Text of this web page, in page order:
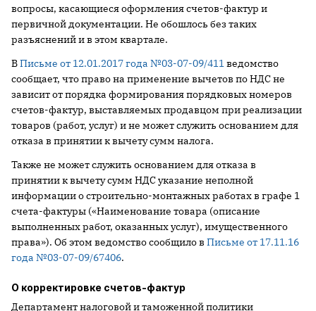
вопросы, касающиеся оформления счетов-фактур и
первичной документации. Не обошлось без таких
разъяснений и в этом квартале.
ВПисьме от 12.01.2017 года №03-07-09/411ведомство
сообщает, что право на применение вычетов по НДС не
зависит от порядка формирования порядковых номеров
счетов-фактур, выставляемых продавцом при реализации
товаров (работ, услуг) и не может служить основанием для
отказа в принятии к вычету сумм налога.
Также не может служить основанием для отказа в
принятии к вычету сумм НДС указание неполной
информации о строительно-монтажных работах в графе 1
счета-фактуры («Наименование товара (описание
выполненных работ, оказанных услуг), имущественного
права»). Об этом ведомство сообщило в Письме от 17.11.16
года №03-07-09/67406.
О корректировке счетов-фактур
Департамент налоговой и таможенной политики